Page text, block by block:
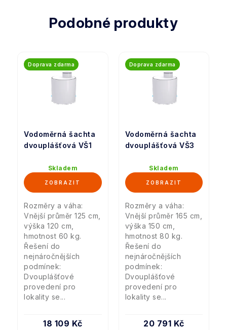
Podobné produkty
Vodoměrná šachta
dvouplášťová VŠ1
Doprava zdarma
Skladem
18 109 Kč
Rozměry a váha:
Vnější průměr 125 cm,
výška 120 cm,
hmotnost 60 kg.
Řešení do
nejnáročnějších
podmínek:
Dvouplášťové
provedení pro
lokality se...
Vodoměrná šachta
dvouplášťová VŠ3
Doprava zdarma
Skladem
20 791 Kč
Rozměry a váha:
Vnější průměr 165 cm,
výška 150 cm,
hmotnost 80 kg.
Řešení do
nejnáročnějších
podmínek:
Dvouplášťové
provedení pro
lokality se...